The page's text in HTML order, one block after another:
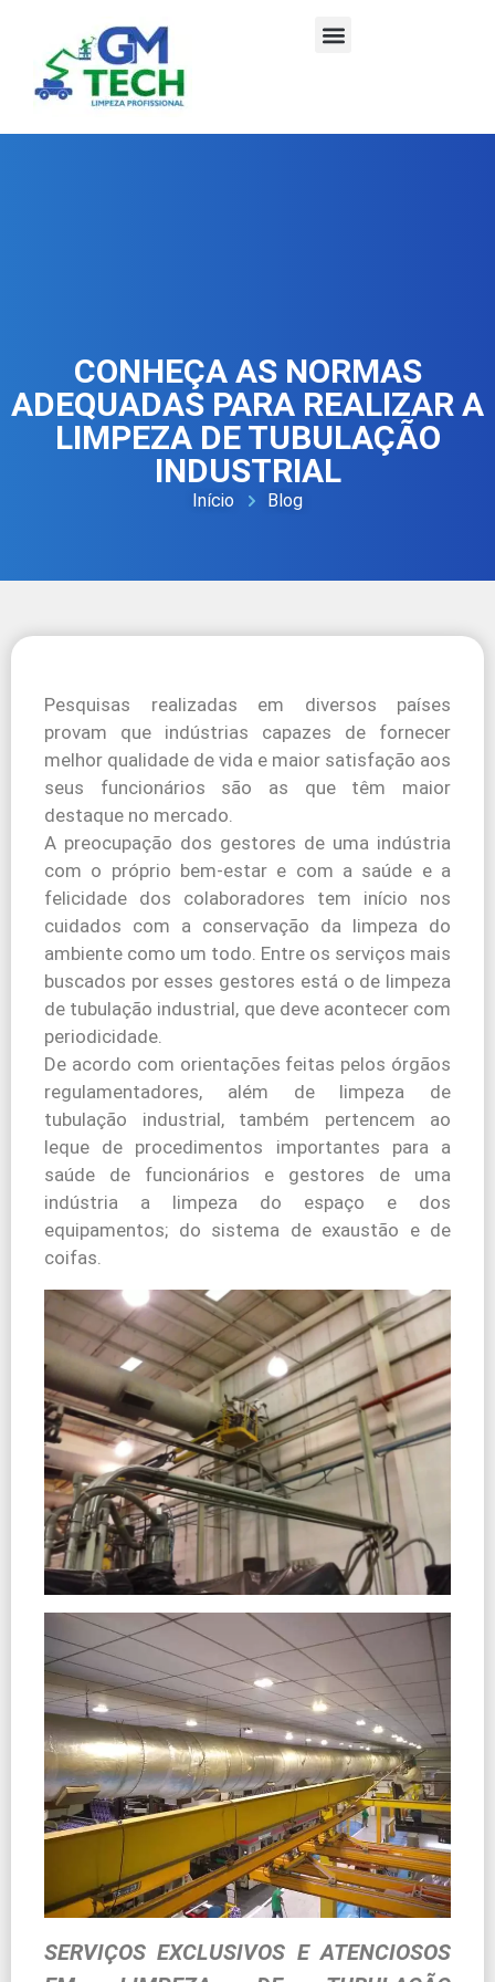
CONHEÇA AS NORMAS
ADEQUADAS PARA REALIZAR A
LIMPEZA DE TUBULAÇÃO
INDUSTRIAL
Início Blog
Pesquisas realizadas em diversos países
provam que indústrias capazes de fornecer
melhor qualidade de vida e maior satisfação aos
seus funcionários são as que têm maior
destaque no mercado.
A preocupação dos gestores de uma indústria
com o próprio bem-estar e com a saúde e a
felicidade dos colaboradores tem início nos
cuidados com a conservação da limpeza do
ambiente como um todo. Entre os serviços mais
buscados por esses gestores está o de limpeza
de tubulação industrial, que deve acontecer com
periodicidade.
De acordo com orientações feitas pelos órgãos
regulamentadores, além de limpeza de
tubulação industrial, também pertencem ao
leque de procedimentos importantes para a
saúde de funcionários e gestores de uma
indústria a limpeza do espaço e dos
equipamentos; do sistema de exaustão e de
coifas.
SERVIÇOS EXCLUSIVOS E ATENCIOSOS